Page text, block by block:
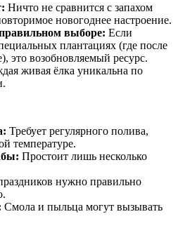
Ничто не сравнится с запахом
новогоднее настроение.
выборе: Если
плантациях (где после
это возобновляемый ресурс.
живая ёлка уникальна по
Требует регулярного полива,
температуре.
Простоит лишь несколько
нужно правильно
Смола и пыльца могут вызывать